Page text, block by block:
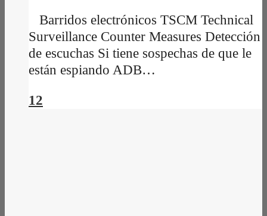
Barridos electrónicos TSCM Technical
Surveillance Counter Measures Detección
de escuchas Si tiene sospechas de que le
están espiando ADB…
12